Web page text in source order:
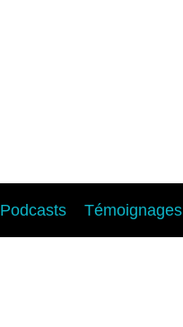
Podcasts Témoignages